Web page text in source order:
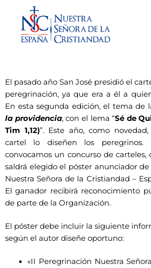
Concurso de carteles
El pasado año San José presidió el
peregrinación, ya que era a él a
En esta segunda edición, el tema de
la providencia, con el lema “Sé de
Tim 1,12)”. Este año, como
cartel lo diseñen los
convocamos un concurso de carteles,
saldrá elegido el póster anunciador
Nuestra Señora de la Cristiandad –
El ganador recibirá reconocimiento
de parte de la Organización.
El póster debe incluir la siguiente
según el autor diseñe oportuno:
«II Peregrinación Nuestra